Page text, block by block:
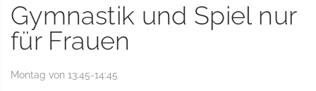
Gymnastik und Spiel nur
für Frauen
Montag von 13:45-14:45